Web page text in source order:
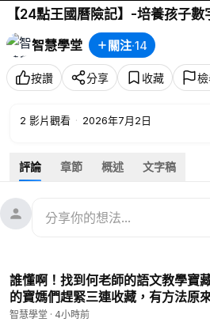
【24點王國曆險記】-培養孩子
升孩子思維能力 P3 - 24點王國曆
(1) 智慧學堂 關注·14
按讚 分享 收藏
2 影片觀看 · 2026年7月2日
評論 章節 概述 文字稿
誰懂啊！找到何老師的語文教學寶
的寶媽們趕緊三連收藏，有方法原
P3 - 一本·小學語文閱讀訓練100篇·
智慧學堂 · 4小時前